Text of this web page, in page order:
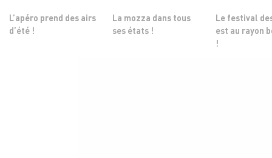
L’apéro prend des airs
d’été !
La mozza dans tous
ses états !
Le festival
est au rayon
!